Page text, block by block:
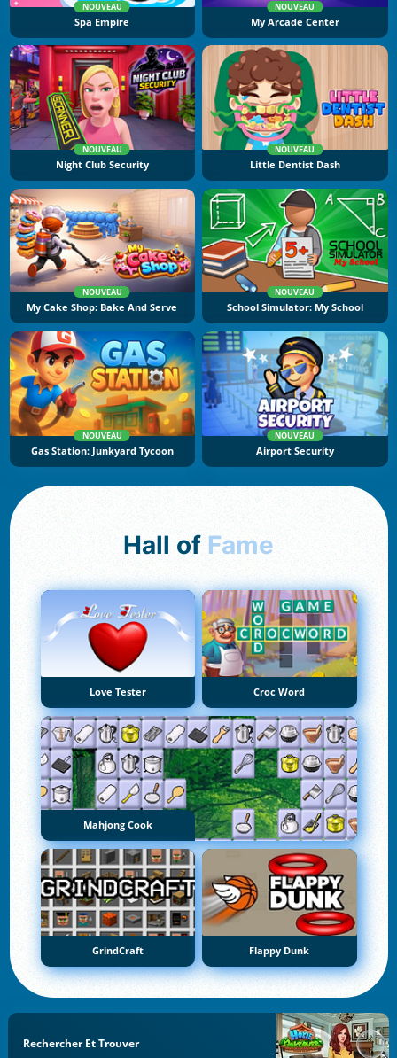
NOUVEAU
Spa Empire
NOUVEAU
My Arcade Center
NOUVEAU
Night Club Security
NOUVEAU
Little Dentist Dash
NOUVEAU
My Cake Shop: Bake And Serve
NOUVEAU
School Simulator: My School
NOUVEAU
Gas Station: Junkyard Tycoon
NOUVEAU
Airport Security
Hall of Fame
Love Tester Croc Word
Mahjong Cook
GrindCraft Flappy Dunk
Rechercher Et Trouver